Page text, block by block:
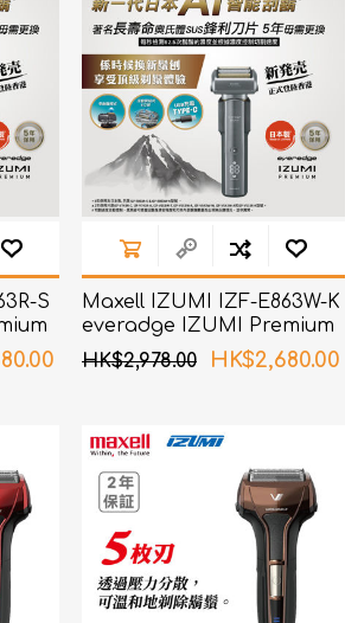
牙刷及牙刷消毒器
消毒器
Rockee不倒翁兒童牙刷
LED放大化妝鏡
Omron 歐姆龍
PIP 蓓福
AKOi 雅佳兒
ChoiceMMed 超思
S
電鬚
Maxell IZUMI IZF-E863W-K
everadge IZUMI Premium
系列 6刀片AI智能感應技術電鬚
刨 (黑鎳色)
HK$2,978.00 HK$2,680.00